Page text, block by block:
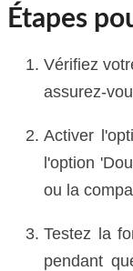
Étapes
Vérifiez
assurez-
Activer
l'option
ou la
Testez la
pendant